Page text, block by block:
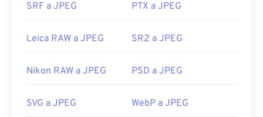
SRF a JPEG PTX a JPEG
Leica RAW a JPEG SR2 a JPEG
Nikon RAW a JPEG PSD a JPEG
SVG a JPEG WebP a JPEG